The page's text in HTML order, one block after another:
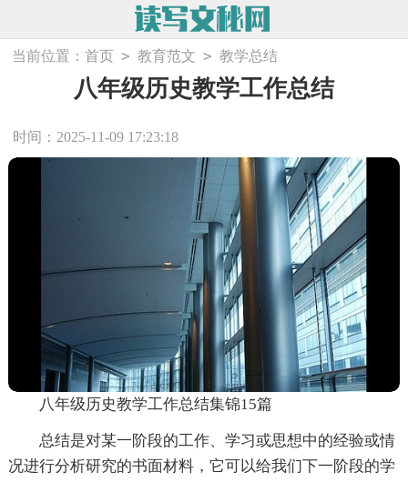
当前位置：首页 > 教育范文 > 教学总结
八年级历史教学工作总结
时间：2025-11-09 17:23:18
八年级历史教学工作总结集锦15篇
总结是对某一阶段的工作、学习或思想中的经验或情
况进行分析研究的书面材料，它可以给我们下一阶段的学